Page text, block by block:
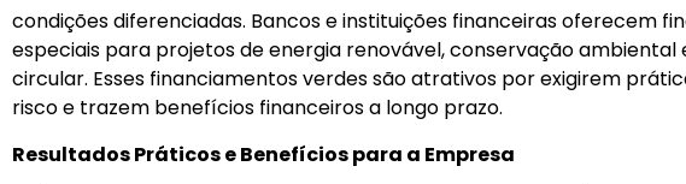
condições diferenciadas. Bancos e instituições financeiras oferecem
especiais para projetos de energia renovável, conservação ambiental
circular. Esses financiamentos verdes são atrativos por exigirem
risco e trazem benefícios financeiros a longo prazo.
Resultados Práticos e Benefícios para a Empresa